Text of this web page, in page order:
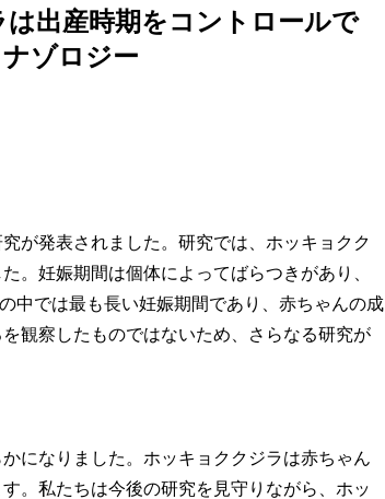
出産時期をコントロールで
ゾロジー
が発表されました。研究では、ホッキョクク
。妊娠期間は個体によってばらつきがあり、
中では最も長い妊娠期間であり、赤ちゃんの成
観察したものではないため、さらなる研究が
になりました。ホッキョククジラは赤ちゃん
。私たちは今後の研究を見守りながら、ホッ